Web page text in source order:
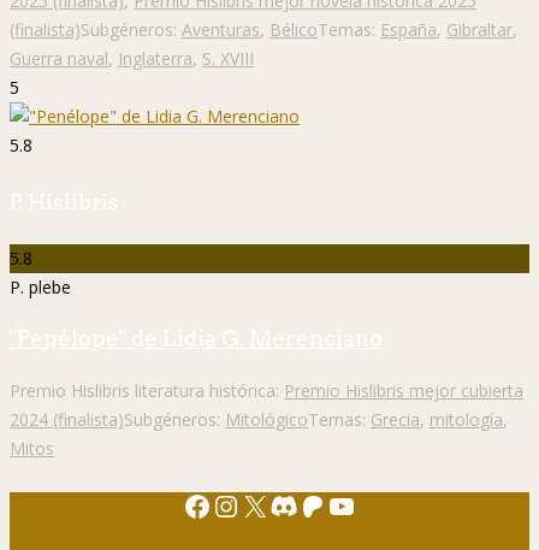
(finalista)Subgéneros: Aventuras, BélicoTemas: España, Gibraltar,
Guerra naval, Inglaterra, S. XVIII
5
5.8
P. Hislibris
5.8
P. plebe
"Penélope" de Lidia G. Merenciano
Premio Hislibris literatura histórica: Premio Hislibris mejor cubierta
2024 (finalista)Subgéneros: MitológicoTemas: Grecia, mitología,
Mitos
Facebook
Instagram
X Discord
Patreon
YouTube